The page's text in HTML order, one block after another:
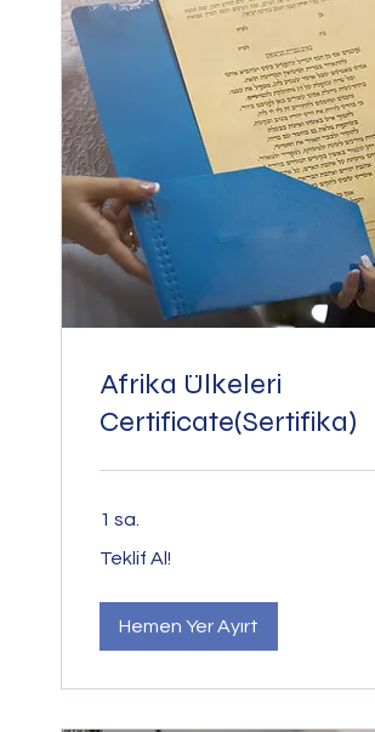
Afrika Ülkeleri
Certificate(Sertifika)
1 sa.
Al!
Teklif Al!
Hemen Yer Ayırt